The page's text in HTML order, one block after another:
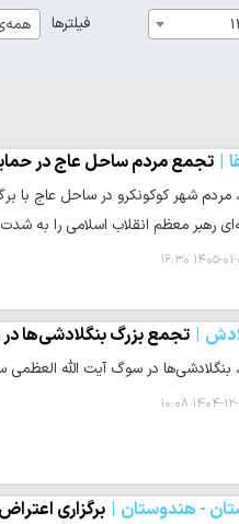
فیلترها
تجمع مردم ساحل عاج در
مردم شهر کوکونکرو در ساحل عاج با
رهبر معظم انقلاب اسلامی را به
۰۱-۰۸ ۱۶:۳۰
تجمع بزرگ بنگلادشی‌ها
بنگلادشی‌ها در سوگ آیت الله
۱۲-۱۳ ۱۰:۰۸
- هندوستان برگزاری